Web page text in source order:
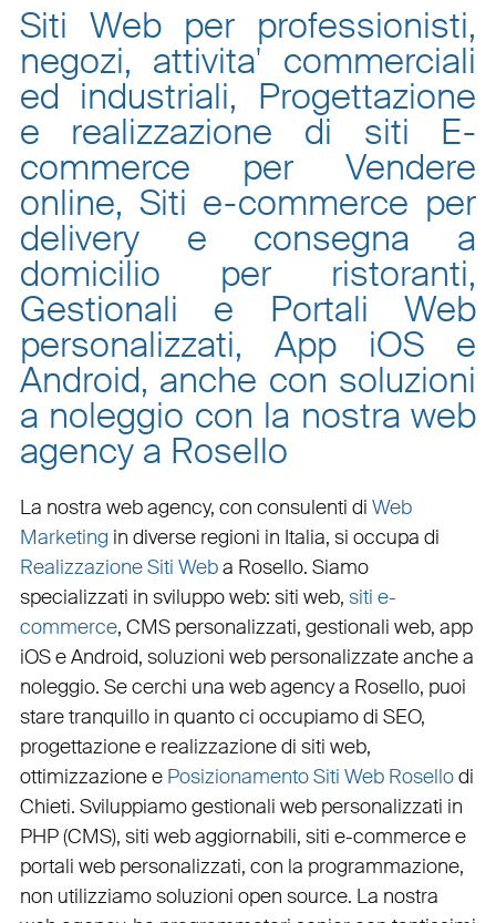
Siti Web per professionisti,
negozi, attivita' commerciali
ed industriali, Progettazione
e realizzazione di siti E-
commerce per Vendere
online, Siti e-commerce per
delivery e consegna a
domicilio per ristoranti,
Gestionali e Portali Web
personalizzati, App iOS e
Android, anche con soluzioni
a noleggio con la nostra web
agency a Rosello
La nostra web agency, con consulenti di Web
Marketing in diverse regioni in Italia, si occupa di
Realizzazione Siti Weba Rosello. Siamo
specializzati in sviluppo web: siti web, siti e-
commerce, CMS personalizzati, gestionali web, app
iOS e Android, soluzioni web personalizzateanche a
noleggio. Se cerchi una web agency a Rosello, puoi
stare tranquillo in quanto ci occupiamo di SEO,
progettazione e realizzazione di siti web,
ottimizzazionee Posizionamento Siti Web Rosellodi
Chieti. Sviluppiamogestionali web personalizzati in
PHP(CMS), siti web aggiornabili, siti e-commercee
portali web personalizzati, con la programmazione,
non utilizziamo soluzioni open source. La nostra